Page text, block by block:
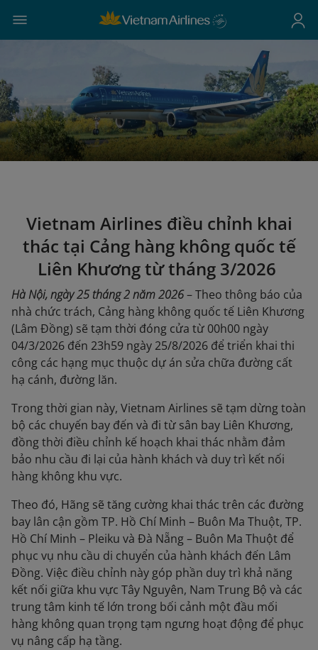
Vietnam Airlines điều chỉnh khai
thác tại Cảng hàng không quốc tế
Liên Khương từ tháng 3/2026
Hà Nội, ngày 25 tháng 2 năm 2026– Theo thông báo của
nhà chức trách, Cảng hàng không quốc tế Liên Khương
(Lâm Đồng) sẽ tạm thời đóng cửa từ 00h00 ngày
04/3/2026 đến 23h59 ngày 25/8/2026 để triển khai thi
công các hạng mục thuộc dự án sửa chữa đường cất
hạ cánh, đường lăn.
Trong thời gian này, Vietnam Airlines sẽ tạm dừng toàn
bộ các chuyến bay đến và đi từ sân bay Liên Khương,
đồng thời điều chỉnh kế hoạch khai thác nhằm đảm
bảo nhu cầu đi lại của hành khách và duy trì kết nối
hàng không khu vực.
Theo đó, Hãng sẽ tăng cường khai thác trên các đường
bay lân cận gồm TP. Hồ Chí Minh – Buôn Ma Thuột, TP.
Hồ Chí Minh – Pleiku và Đà Nẵng – Buôn Ma Thuột để
phục vụ nhu cầu di chuyển của hành khách đến Lâm
Đồng. Việc điều chỉnh này góp phần duy trì khả năng
kết nối giữa khu vực Tây Nguyên, Nam Trung Bộ và các
trung tâm kinh tế lớn trong bối cảnh một đầu mối
hàng không quan trọng tạm ngưng hoạt động để phục
vụ nâng cấp hạ tầng.